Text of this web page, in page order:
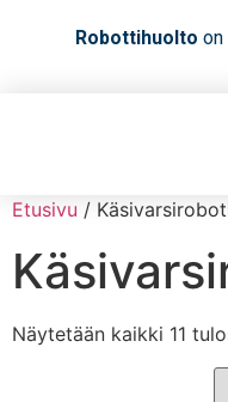
Robottihuolto on
Etusivu /
Näytetään kaikki 11